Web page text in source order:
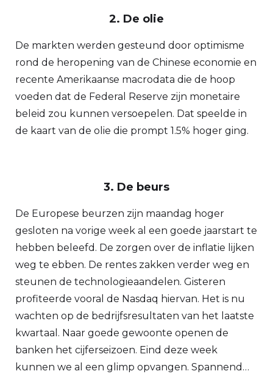
2. De olie
De markten werden gesteund door optimisme
rond de heropening van de Chinese economie en
recente Amerikaanse macrodata die de hoop
voeden dat de Federal Reserve zijn monetaire
beleid zou kunnen versoepelen. Dat speelde in
de kaart van de olie die prompt 1.5% hoger ging.
3. De beurs
De Europese beurzen zijn maandag hoger
gesloten na vorige week al een goede jaarstart te
hebben beleefd. De zorgen over de inflatie lijken
weg te ebben. De rentes zakken verder weg en
steunen de technologieaandelen. Gisteren
profiteerde vooral de Nasdaq hiervan. Het is nu
wachten op de bedrijfsresultaten van het laatste
kwartaal. Naar goede gewoonte openen de
banken het cijferseizoen. Eind deze week
kunnen we al een glimp opvangen. Spannend…